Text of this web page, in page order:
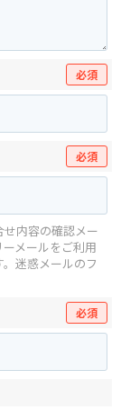
必須
必須
内容の確認メー
メールをご利用
迷惑メールのフ
必須